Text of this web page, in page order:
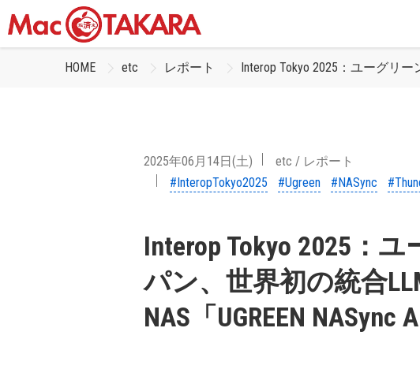
HOME etc レポート Interop Tokyo 2025：ユーグリ
2025年06月14日(土) etc / レポート
#InteropTokyo2025
#Ugreen #NASync
Interop Tokyo 2025：
パン、世界初の統合
NAS「UGREEN